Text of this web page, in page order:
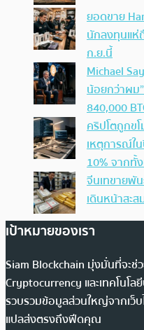
ยอดขาย
นักลงทุนแห่
ก.ย.นี้
Michael
น้อยกว่าผม
840,000
คริปโตถูกข
เหตุการณ์ใ
10% จากทั้
จีนเทขายพั
เดินหน้าสะ
เป้าหมายของเรา
Siam Blockchain มุ่งมั่นที่จะช่
Cryptocurrency และเทคโนโล
รวบรวมข้อมูลส่วนใหญ่จากเว็บ
แปลส่งตรงถึงฟีดคุณ